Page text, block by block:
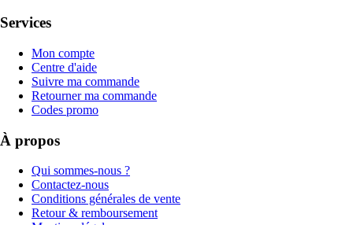
Services
Mon compte
Centre d'aide
Suivre ma commande
Retourner ma commande
Codes promo
À propos
Qui sommes-nous ?
Contactez-nous
Conditions générales de vente
Retour & remboursement